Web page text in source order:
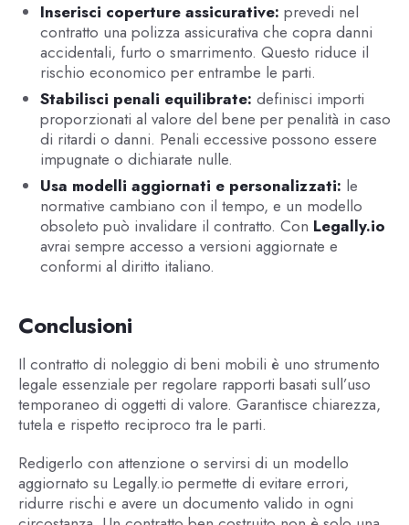
Inserisci coperture assicurative: prevedi nel
contratto una polizza assicurativa che copra danni
accidentali, furto o smarrimento. Questo riduce il
rischio economico per entrambe le parti.
Stabilisci penali equilibrate: definisci importi
proporzionati al valore del bene per penalità in caso
di ritardi o danni. Penali eccessive possono essere
impugnate o dichiarate nulle.
Usa modelli aggiornati e personalizzati: le
normative cambiano con il tempo, e un modello
obsoleto può invalidare il contratto. Con Legally.io
avrai sempre accesso a versioni aggiornate e
conformi al diritto italiano.
Conclusioni
Il contratto di noleggio di beni mobili è uno strumento
legale essenziale per regolare rapporti basati sull’uso
temporaneo di oggetti di valore. Garantisce chiarezza,
tutela e rispetto reciproco tra le parti.
Redigerlo con attenzione o servirsi di un modello
aggiornato su Legally.io permette di evitare errori,
ridurre rischi e avere un documento valido in ogni